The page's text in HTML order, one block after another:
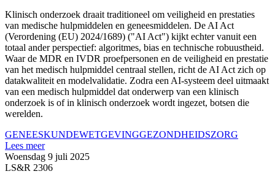
Klinisch onderzoek draait traditioneel om veiligheid en prestaties
van medische hulpmiddelen en geneesmiddelen. De AI Act
(Verordening (EU) 2024/1689) ("AI Act") kijkt echter vanuit een
totaal ander perspectief: algoritmes, bias en technische robuustheid.
Waar de MDR en IVDR proefpersonen en de veiligheid en prestatie
van het medisch hulpmiddel centraal stellen, richt de AI Act zich op
datakwaliteit en modelvalidatie. Zodra een AI-systeem deel uitmaakt
van een medisch hulpmiddel dat onderwerp van een klinisch
onderzoek is of in klinisch onderzoek wordt ingezet, botsen die
werelden.
GENEESKUNDEWETGEVINGGEZONDHEIDSZORG
Lees meer
Woensdag 9 juli 2025
LS&R 2306